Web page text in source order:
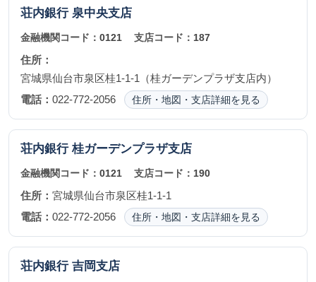
荘内銀行 泉中央支店
金融機関コード： 0121 支店コード： 187
住所：
宮城県仙台市泉区桂1-1-1（桂ガーデンプラザ支店内）
電話： 022-772-2056 住所・地図・支店詳細を見る
荘内銀行 桂ガーデンプラザ支店
金融機関コード： 0121 支店コード： 190
住所： 宮城県仙台市泉区桂1-1-1
電話： 022-772-2056 住所・地図・支店詳細を見る
荘内銀行 吉岡支店